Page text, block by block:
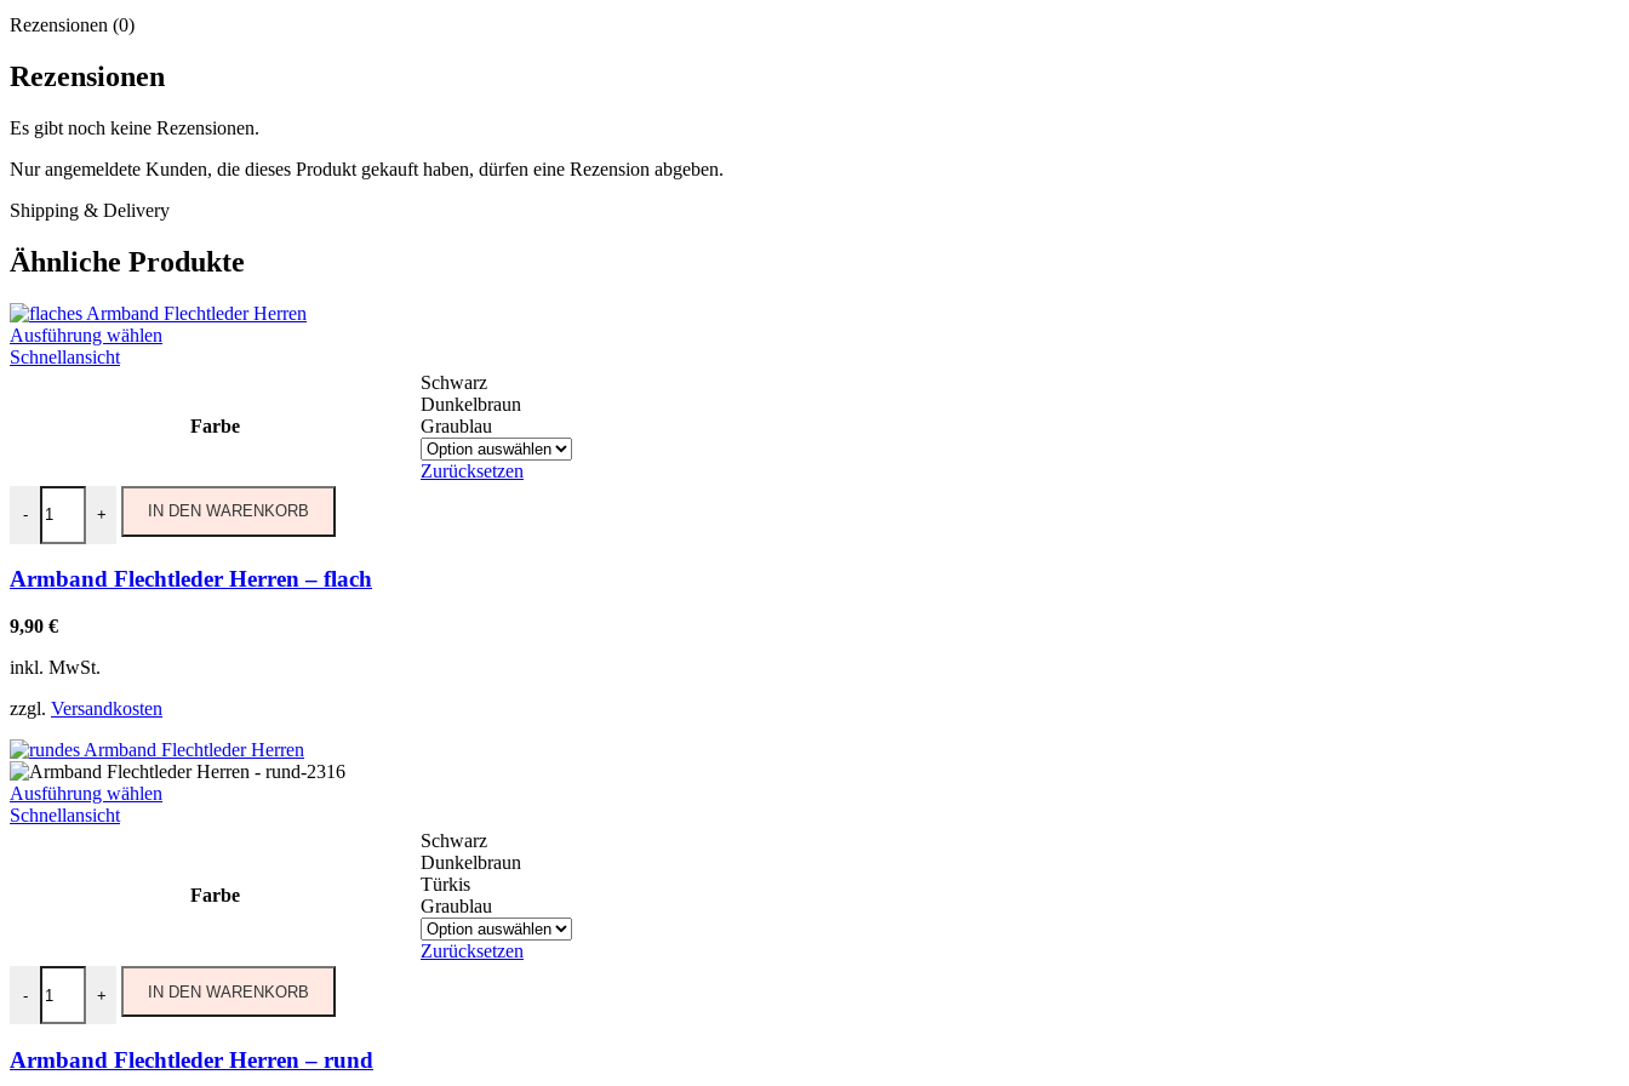
Rezensionen (0)
Rezensionen
Es gibt noch keine Rezensionen.
Nur angemeldete Kunden, die dieses Produkt gekauft haben, dürfen eine Rezension abgeben.
Shipping & Delivery
Ähnliche Produkte
Ausführung wählen
Schnellansicht
Farbe
Schwarz
Dunkelbraun
Graublau
Zurücksetzen
- + IN DEN WARENKORB
Armband Flechtleder Herren – flach
9,90 €
inkl. MwSt.
zzgl. Versandkosten
Ausführung wählen
Schnellansicht
Farbe
Schwarz
Dunkelbraun
Türkis
Graublau
Zurücksetzen
- + IN DEN WARENKORB
Armband Flechtleder Herren – rund